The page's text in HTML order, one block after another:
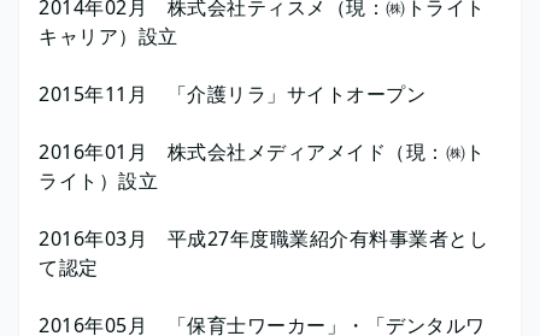
2014年02月 株式会社ティスメ（現：㈱トライト
キャリア）設立
2015年11月 「介護リラ」サイトオープン
2016年01月 株式会社メディアメイド（現：㈱ト
ライト）設立
2016年03月 平成27年度職業紹介有料事業者とし
て認定
2016年05月 「保育士ワーカー」・「デンタルワ